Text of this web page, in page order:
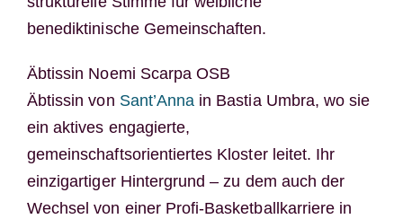
benediktinische Gemeinschaften.
Äbtissin Noemi Scarpa OSB
Äbtissin von Sant’Anna in Bastia Umbra, wo sie
ein aktives engagierte,
gemeinschaftsorientiertes Kloster leitet. Ihr
einzigartiger Hintergrund – zu dem auch der
Wechsel von einer Profi-Basketballkarriere in